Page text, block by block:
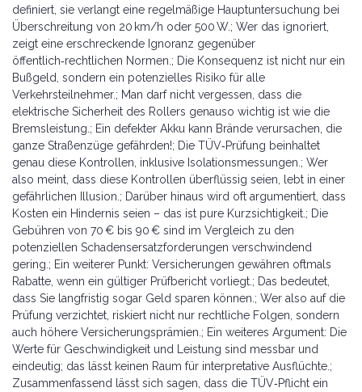
definiert, sie verlangt eine regelmäßige Hauptuntersuchung bei
Überschreitung von 20 km/h oder 500 W.; Wer das ignoriert,
zeigt eine erschreckende Ignoranz gegenüber
öffentlich‑rechtlichen Normen.; Die Konsequenz ist nicht nur ein
Bußgeld, sondern ein potenzielles Risiko für alle
Verkehrsteilnehmer.; Man darf nicht vergessen, dass die
elektrische Sicherheit des Rollers genauso wichtig ist wie die
Bremsleistung.; Ein defekter Akku kann Brände verursachen, die
ganze Straßenzüge gefährden!; Die TÜV‑Prüfung beinhaltet
genau diese Kontrollen, inklusive Isolationsmessungen.; Wer
also meint, dass diese Kontrollen überflüssig seien, lebt in einer
gefährlichen Illusion.; Darüber hinaus wird oft argumentiert, dass
Kosten ein Hindernis seien – das ist pure Kurzsichtigkeit.; Die
Gebühren von 70 € bis 90 € sind im Vergleich zu den
potenziellen Schadensersatzforderungen verschwindend
gering.; Ein weiterer Punkt: Versicherungen gewähren oftmals
Rabatte, wenn ein gültiger Prüfbericht vorliegt.; Das bedeutet,
dass Sie langfristig sogar Geld sparen können.; Wer also auf die
Prüfung verzichtet, riskiert nicht nur rechtliche Folgen, sondern
auch höhere Versicherungsprämien.; Ein weiteres Argument: Die
Werte für Geschwindigkeit und Leistung sind messbar und
eindeutig; das lässt keinen Raum für interpretative Ausflüchte.;
Zusammenfassend lässt sich sagen, dass die TÜV‑Pflicht ein